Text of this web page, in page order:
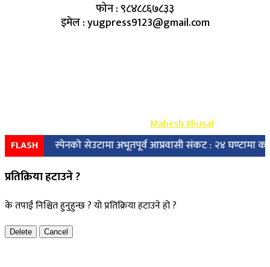
फोन : ९८४८८६७८३३
इमेल : yugpress9123@gmail.com
Design & Develop By-Mahesh Bhusal
FLASHस्पेनको सेउटामा अभूतपूर्व आप्रवासी संकट : २४ घण्टामा करिब
प्रतिक्रिया हटाउने ?
के तपाईं निश्चित हुनुहुन्छ ? यो प्रतिक्रिया हटाउने हो ?
Delete Cancel